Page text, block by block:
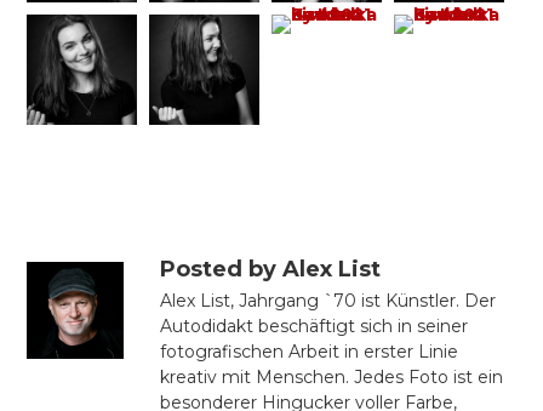
Posted by Alex List
Alex List, Jahrgang `70 ist Künstler. Der
Autodidakt beschäftigt sich in seiner
fotografischen Arbeit in erster Linie
kreativ mit Menschen. Jedes Foto ist ein
besonderer Hingucker voller Farbe,